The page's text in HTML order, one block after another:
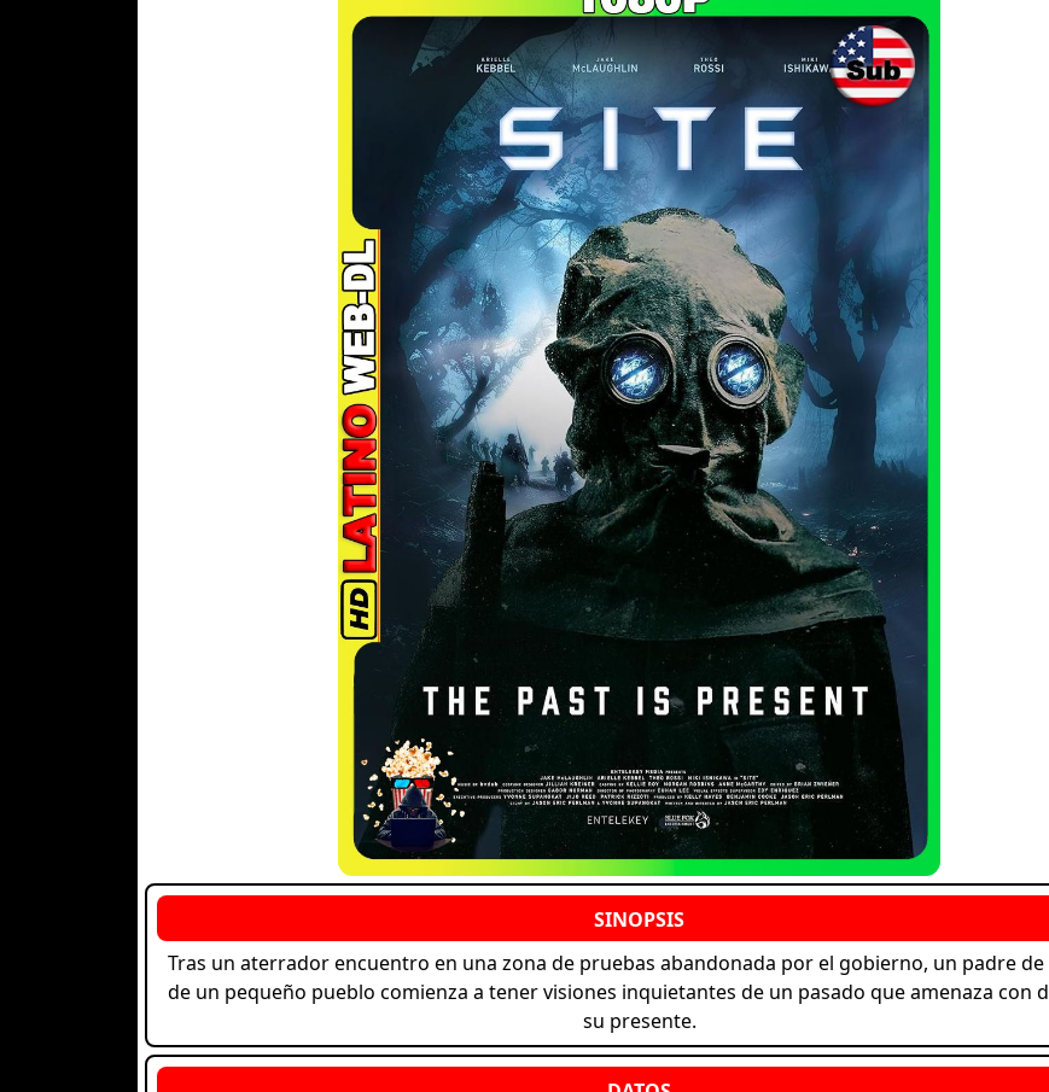
Tras un aterrador encuentro en una zona de pruebas abandonada por el gobierno, un padre
de un pequeño pueblo comienza a tener visiones inquietantes de un pasado que amenaza con
su presente.